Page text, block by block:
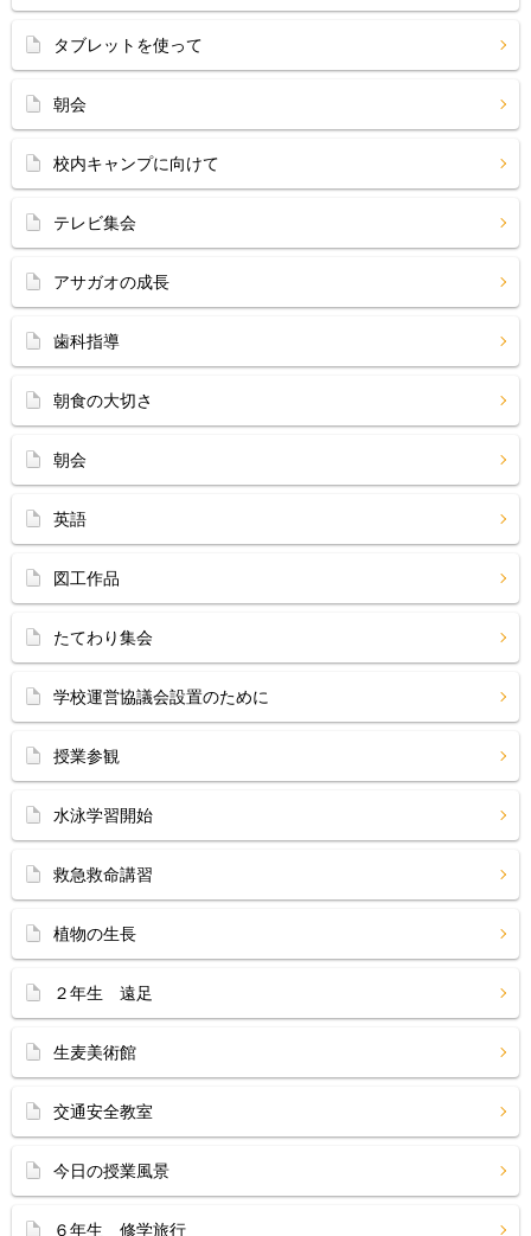
タブレットを使って
朝会
校内キャンプに向けて
テレビ集会
アサガオの成長
歯科指導
朝食の大切さ
朝会
英語
図工作品
たてわり集会
学校運営協議会設置のために
授業参観
水泳学習開始
救急救命講習
植物の生長
２年生 遠足
生麦美術館
交通安全教室
今日の授業風景
６年生 修学旅行